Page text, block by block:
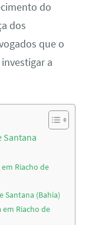
do
dos
que o
a
Santana
Riacho de
Santana (Bahia)
Riacho de